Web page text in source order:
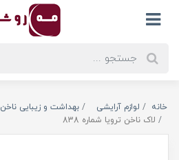
خانه لوازم آرایشی بهداشت و زیبایی ناخن
لاک ناخن ترویا شماره 838